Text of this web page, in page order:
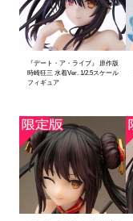
『デート・ア・ライブ』 原作版
時崎狂三 水着Ver. 1/2.5スケール
フィギュア